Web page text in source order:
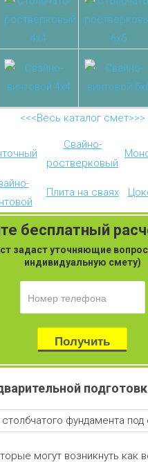
<<<Весь каталог смет>>>
Свайно-
ростверковый
Плита на сваях
бесплатный
задаст уточняющие
индивидуальную смету)
могут возникнуть как